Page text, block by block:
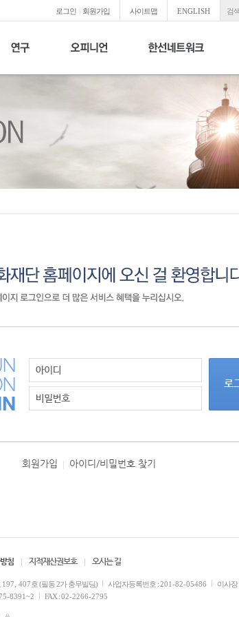
로그인 회원가입 사이트맵 ENGLISH 검
회원가입 | 아이디/비밀번호 찾기
침 지적재산권보호 오시는 길
197, 407호 (필동 2가 충무빌딩) 사업자등록번호 :201-82-05486
이사장
8391~2 FAX :02-2266-2795